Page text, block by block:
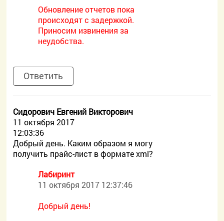
Обновление отчетов пока
происходят с задержкой.
Приносим извинения за
неудобства.
Ответить
Сидорович Евгений Викторович
11 октября 2017
12:03:36
Добрый день. Каким образом я могу
получить прайс-лист в формате xml?
Лабиринт
11 октября 2017 12:37:46
Добрый день!